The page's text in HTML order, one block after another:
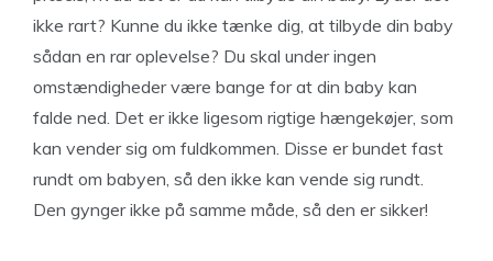
ikke rart? Kunne du ikke tænke dig, at tilbyde din baby
sådan en rar oplevelse? Du skal under ingen
omstændigheder være bange for at din baby kan
falde ned. Det er ikke ligesom rigtige hængekøjer, som
kan vender sig om fuldkommen. Disse er bundet fast
rundt om babyen, så den ikke kan vende sig rundt.
Den gynger ikke på samme måde, så den er sikker!